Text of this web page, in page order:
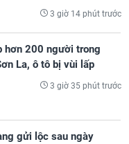
3 giờ 14 phút trước
hơn 200 người trong
La, ô tô bị vùi lấp
3 giờ 35 phút trước
gửi lộc sau ngày